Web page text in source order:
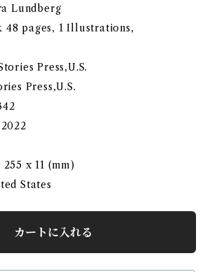
Lundberg
48 pages, 1 Illustrations,
Press,U.S.
Press,U.S.
x 11 (mm)
States
カートに入れる